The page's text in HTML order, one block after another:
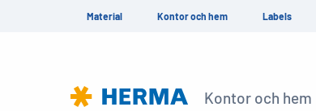
Material Kontor och hem Labels
Kontor och hem